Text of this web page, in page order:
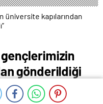
gençlerimizin
gönderildiği
2024 12:09